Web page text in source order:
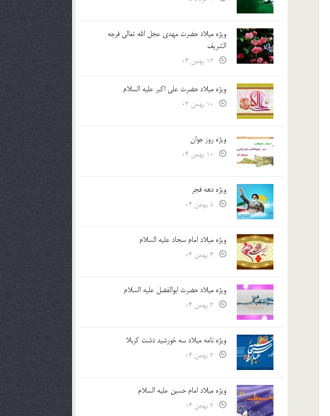
ویژه میلاد حضرت مهدی عجل الله تعالی فرجه
الشريف
ویژه میلاد حضرت علی اکبر علیه السلام
ویژه روز جوان
ویژه دهه فجر
ویژه میلاد امام سجاد علیه السلام
ویژه میلاد حضرت ابوالفضل علیه السلام
ویژه نامه میلاد سه خورشید دشت کربلا
ویژه میلاد امام حسین علیه السلام